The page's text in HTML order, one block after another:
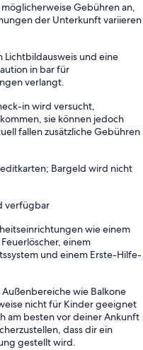
Gebühren an,
der Unterkunft variieren
und eine
in bar für
verlangt.
in wird versucht,
sie können jedoch
fallen zusätzliche Gebühren
Bargeld wird nicht
verfügbar
wie einem
einem
und einem Erste-Hilfe-
wie Balkone
nicht für Kinder geeignet
am besten vor deiner Ankunft
dass dir ein
gestellt wird.